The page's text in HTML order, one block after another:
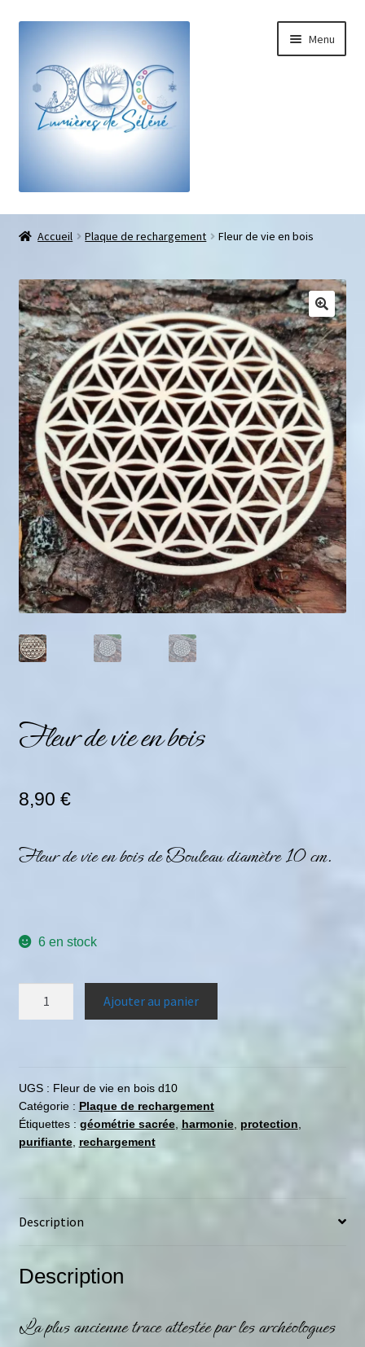
Menu
Boutique
Galets pouce anti-stress
Pendentifs sifflet et fioles
Mini géodes
Bougies lithothérapie
Packs
Carte Cadeau
Qui suis-je ?
Avis clients
Mon compte
Accueil Plaque de rechargement Fleur de vie en bois
Fleur de vie en bois
8,90 €
Fleur de vie en bois de Bouleau diamètre 10 cm.
6 en stock
Ajouter au panier
UGS : Fleur de vie en bois d10
Catégorie : Plaque de rechargement
Étiquettes : géométrie sacrée, harmonie, protection
purifiante, rechargement
Description
Description
La plus ancienne trace attestée par les archéologues